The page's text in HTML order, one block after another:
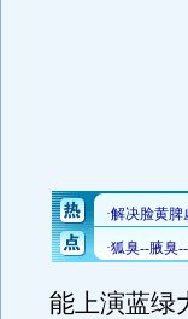
能上演蓝绿